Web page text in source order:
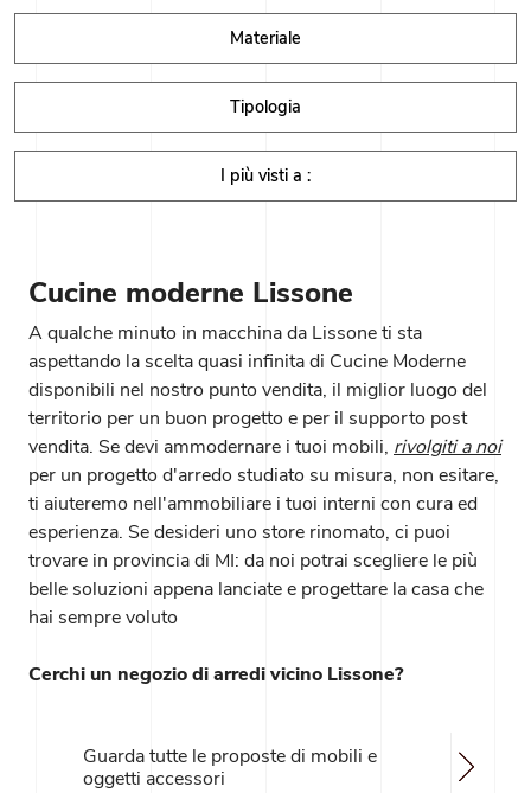
Materiale
Tipologia
I più visti a :
Cucine moderne Lissone
A qualche minuto in macchina da Lissone ti sta
aspettando la scelta quasi infinita di Cucine Moderne
disponibili nel nostro punto vendita, il miglior luogo del
territorio per un buon progetto e per il supporto post
vendita. Se devi ammodernare i tuoi mobili, rivolgiti a noi
per un progetto d'arredo studiato su misura, non esitare,
ti aiuteremo nell'ammobiliare i tuoi interni con cura ed
esperienza. Se desideri uno store rinomato, ci puoi
trovare in provincia di MI: da noi potrai scegliere le più
belle soluzioni appena lanciate e progettare la casa che
hai sempre voluto
Cerchi un negozio di arredi vicino Lissone?
Guarda tutte le proposte di mobili e
oggetti accessori